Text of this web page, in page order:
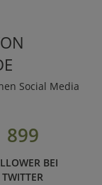
Social Media
899
BEI
TWITTER